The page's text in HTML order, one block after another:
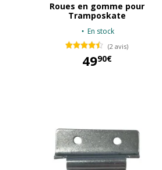
Roues en gomme pour
Tramposkate
En stock
(2 avis)
4990€